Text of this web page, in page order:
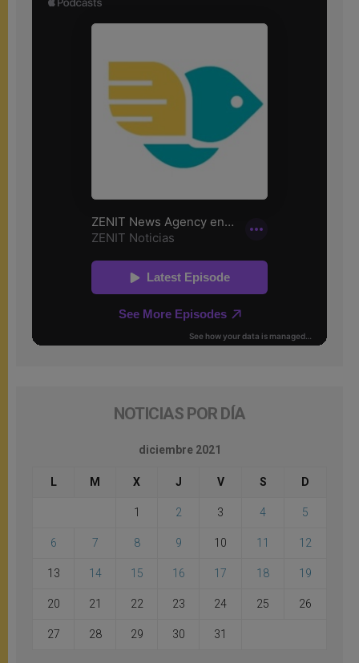
NOTICIAS POR DÍA
diciembre 2021
L M X J V S D
1 2 3 4 5
6 7 8 9 10 11 12
13 14 15 16 17 18 19
20 21 22 23 24 25 26
27 28 29 30 31